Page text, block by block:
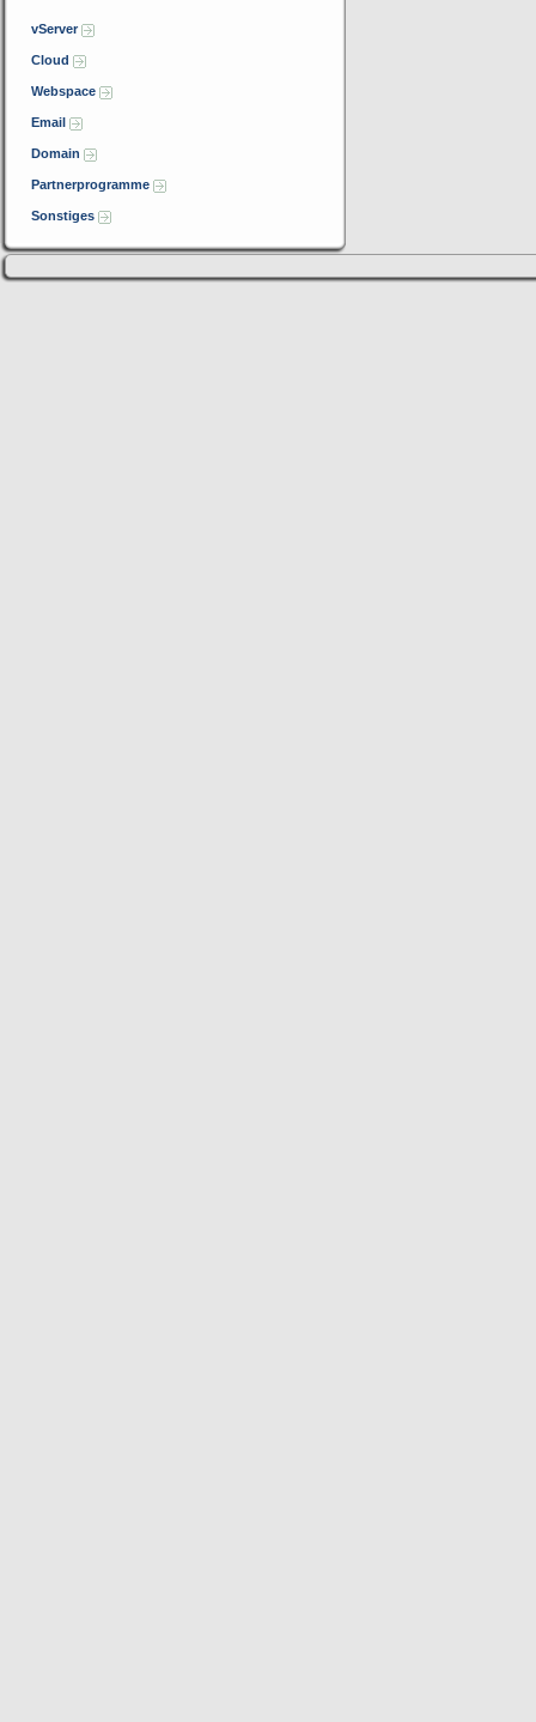
vServer
Cloud
Webspace
Email
Domain
Partnerprogramme
Sonstiges